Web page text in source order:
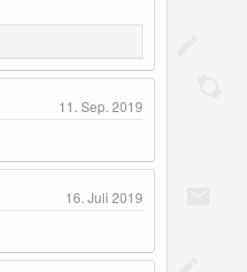
11. Sep. 2019
16. Juli 2019